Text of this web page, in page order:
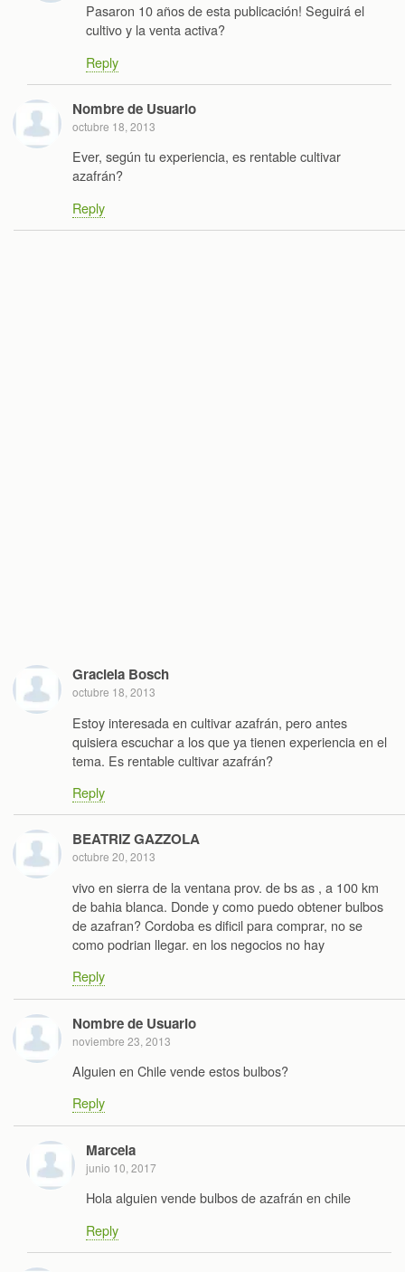
Pasaron 10 años de esta publicación! Seguirá el
cultivo y la venta activa?
Reply
Nombre de Usuario
octubre 18, 2013
Ever, según tu experiencia, es rentable cultivar
azafrán?
Reply
Graciela Bosch
octubre 18, 2013
Estoy interesada en cultivar azafrán, pero antes
quisiera escuchar a los que ya tienen experiencia en el
tema. Es rentable cultivar azafrán?
Reply
BEATRIZ GAZZOLA
octubre 20, 2013
vivo en sierra de la ventana prov. de bs as , a 100 km
de bahia blanca. Donde y como puedo obtener bulbos
de azafran? Cordoba es dificil para comprar, no se
como podrian llegar. en los negocios no hay
Reply
Nombre de Usuario
noviembre 23, 2013
Alguien en Chile vende estos bulbos?
Reply
Marcela
junio 10, 2017
Hola alguien vende bulbos de azafrán en chile
Reply